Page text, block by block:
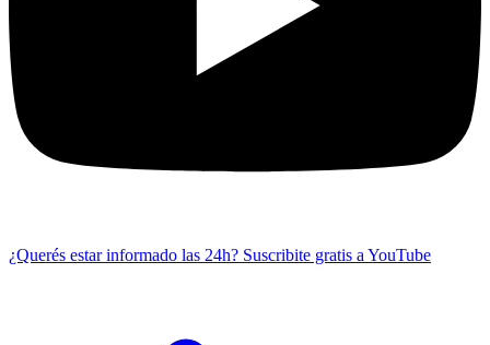
¿Querés estar informado las 24h? Suscribite gratis a YouTube